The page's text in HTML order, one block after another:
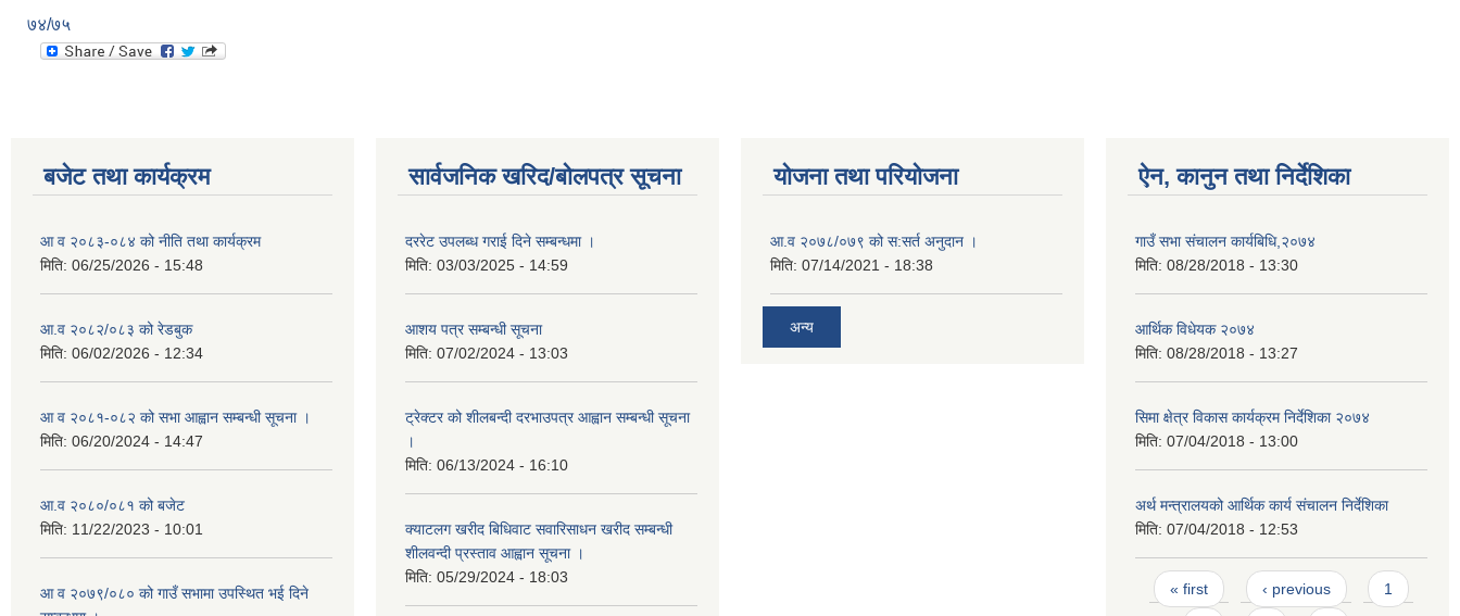
७४/७५
बजेट तथा कार्यक्रम
आ व २०८३-०८४ को नीति तथा कार्यक्रम
मिति: 06/25/2026 - 15:48
आ.व २०८२/०८३ को रेडबुक
मिति: 06/02/2026 - 12:34
आ व २०८१-०८२ को सभा आह्वान सम्बन्धी सूचना ।
मिति: 06/20/2024 - 14:47
आ.व २०८०/०८१ को बजेट
मिति: 11/22/2023 - 10:01
आ व २०७९/०८० को गाउँ सभामा उपस्थित भई दिने
सार्वजनिक खरिद/बोलपत्र सूचना
दररेट उपलब्ध गराई दिने सम्बन्धमा ।
मिति: 03/03/2025 - 14:59
आशय पत्र सम्बन्धी सूचना
मिति: 07/02/2024 - 13:03
ट्रेक्टर को शीलबन्दी दरभाउपत्र आह्वान सम्बन्धी सूचना
।
मिति: 06/13/2024 - 16:10
क्याटलग खरीद बिधिवाट सवारिसाधन खरीद सम्बन्धी
शीलवन्दी प्रस्ताव आह्वान सूचना ।
मिति: 05/29/2024 - 18:03
योजना तथा परियोजना
आ.व २०७८/०७९ को स:सर्त अनुदान ।
मिति: 07/14/2021 - 18:38
अन्य
ऐन, कानुन तथा निर्देशिका
गाउँ सभा संचालन कार्यबिधि,२०७४
मिति: 08/28/2018 - 13:30
आर्थिक विधेयक २०७४
मिति: 08/28/2018 - 13:27
सिमा क्षेत्र विकास कार्यक्रम निर्देशिका २०७४
मिति: 07/04/2018 - 13:00
अर्थ मन्त्रालयको आर्थिक कार्य संचालन निर्देशिका
मिति: 07/04/2018 - 12:53
Pages
« first ‹ previous 1